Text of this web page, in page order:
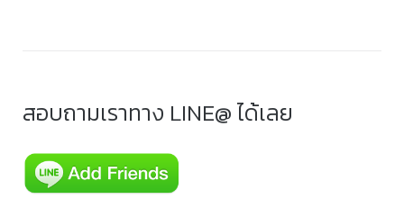
สอบถามเราทาง LINE@ ได้เลย